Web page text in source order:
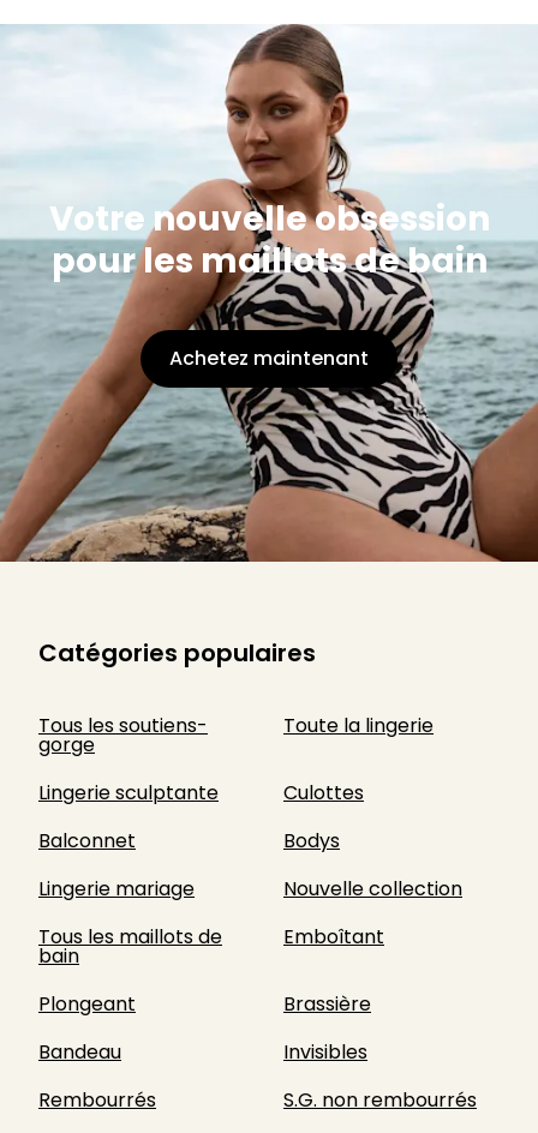
Votre nouvelle obsession
pour les maillots de bain
Achetez maintenant
Catégories populaires
Tous les soutiens-
gorge
Toute la lingerie
Lingerie sculptante
Culottes
Balconnet
Bodys
Lingerie mariage
Nouvelle collection
Tous les maillots de
bain
Emboîtant
Plongeant
Brassière
Bandeau
Invisibles
Rembourrés
S.G. non rembourrés